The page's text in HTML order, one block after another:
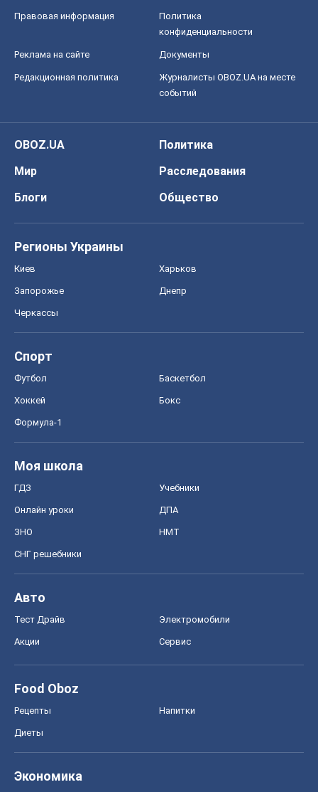
Правовая информация
Политика
конфиденциальности
Реклама на сайте Документы
Редакционная политика
Журналисты OBOZ.UA на месте
событий
OBOZ.UA
Политика
Мир
Расследования
Блоги
Общество
Регионы Украины
Киев Харьков
Запорожье Днепр
Черкассы
Спорт
Футбол Баскетбол
Хоккей Бокс
Формула-1
Моя школа
ГДЗ Учебники
Онлайн уроки ДПА
ЗНО НМТ
СНГ решебники
Авто
Тест Драйв Электромобили
Акции Сервис
Food Oboz
Рецепты Напитки
Диеты
Экономика